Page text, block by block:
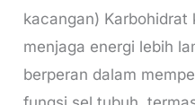
kacangan) Karbohidrat
menjaga energi lebih
berperan dalam